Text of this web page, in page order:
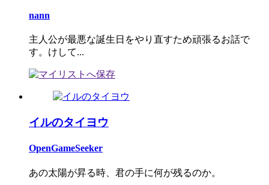
nann
主人公が最悪な誕生日をやり直すため頑張るお話で
す。けして...
イルのタイヨウ
OpenGameSeeker
あの太陽が昇る時、君の手に何が残るのか。